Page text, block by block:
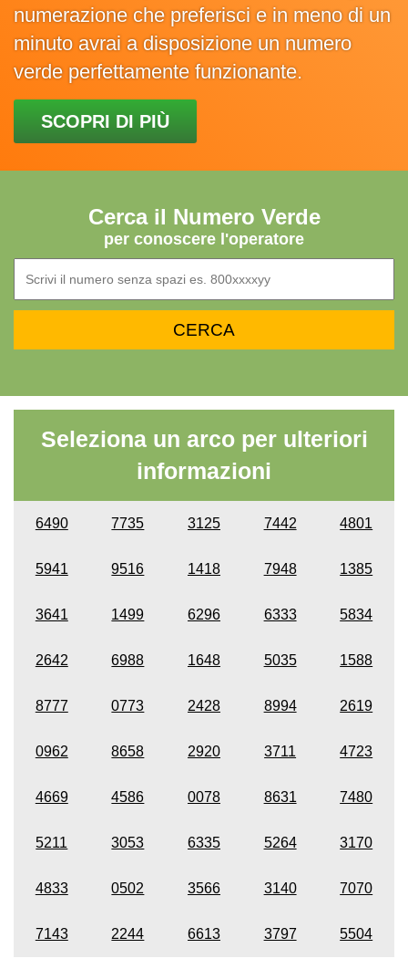
numerazione che preferisci e in meno di un
minuto avrai a disposizione un numero
verde perfettamente funzionante.
SCOPRI DI PIÙ
Cerca il Numero Verde
per conoscere l'operatore
Seleziona un arco per ulteriori
informazioni
6490 7735 3125 7442 4801
5941 9516 1418 7948 1385
3641 1499 6296 6333 5834
2642 6988 1648 5035 1588
8777 0773 2428 8994 2619
0962 8658 2920 3711 4723
4669 4586 0078 8631 7480
5211 3053 6335 5264 3170
4833 0502 3566 3140 7070
7143 2244 6613 3797 5504